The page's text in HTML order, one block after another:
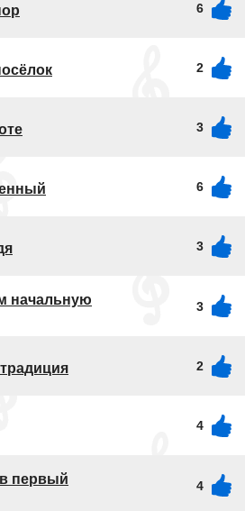
6
2
3
6
3
начальную
3
2
4
первый
4